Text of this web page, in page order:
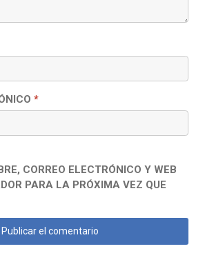
*
CORREO ELECTRÓNICO Y WEB
PARA LA PRÓXIMA VEZ QUE